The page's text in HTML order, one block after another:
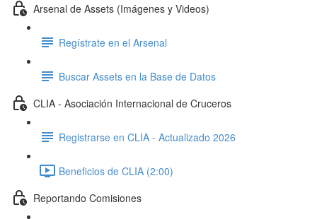
Arsenal de Assets (Imágenes y Videos)
Regístrate en el Arsenal
Buscar Assets en la Base de Datos
CLIA - Asociación Internacional de Cruceros
Registrarse en CLIA - Actualizado 2026
Beneficios de CLIA (2:00)
Reportando Comisiones